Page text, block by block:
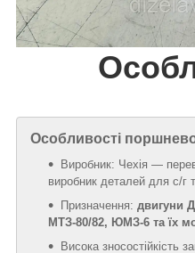
Особливості
Виробник: Чехія —
виробник деталей для с/г
Призначення: двигуни
МТЗ-80/82, ЮМЗ-6 та їх
Висока зносостійкість